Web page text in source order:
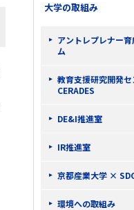
大学の取組み
アントレプレナー
ム
教育支援研究開発セ
CERADES
DE&I推進室
IR推進室
京都産業大学 ×
環境への取組み